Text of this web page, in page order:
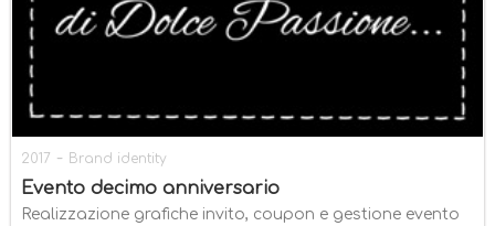
2017 - Brand identity
Evento decimo anniversario
Realizzazione grafiche invito, coupon e gestione evento